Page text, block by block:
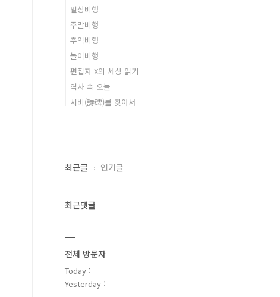
일상비행
주말비행
추억비행
놀이비행
편집자 X의 세상 읽기
역사 속 오늘
시비(詩碑)를 찾아서
최근글 인기글
최근댓글
전체 방문자
Today :
Yesterday :